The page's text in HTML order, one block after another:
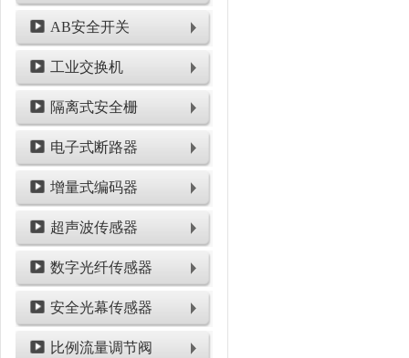
AB安全开关
工业交换机
隔离式安全栅
电子式断路器
增量式编码器
超声波传感器
数字光纤传感器
安全光幕传感器
比例流量调节阀